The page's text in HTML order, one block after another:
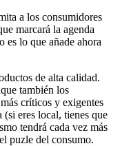
a los consumidores
marcará la agenda
es lo que añade ahora
de alta calidad.
también los
críticos y exigentes
eres local, tienes que
tendrá cada vez más
puzle del consumo.